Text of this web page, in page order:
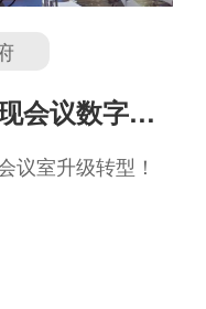
会议数字升
议室升级转型！